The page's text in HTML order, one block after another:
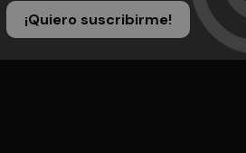
¡Quiero suscribirme!